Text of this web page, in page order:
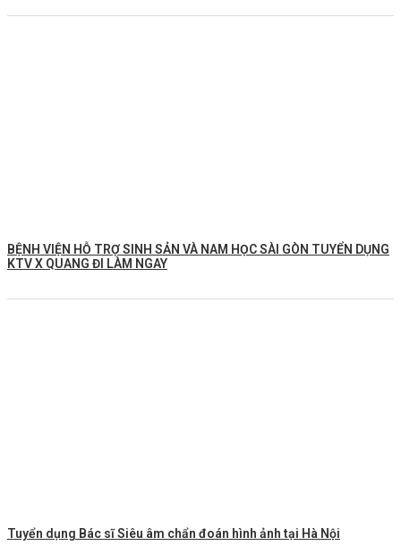
BỆNH VIỆN HỖ TRỢ SINH SẢN VÀ NAM HỌC SÀI GÒN TUYỂN DỤNG
KTV X QUANG ĐI LÀM NGAY
Tuyển dụng Bác sĩ Siêu âm chẩn đoán hình ảnh tại Hà Nội